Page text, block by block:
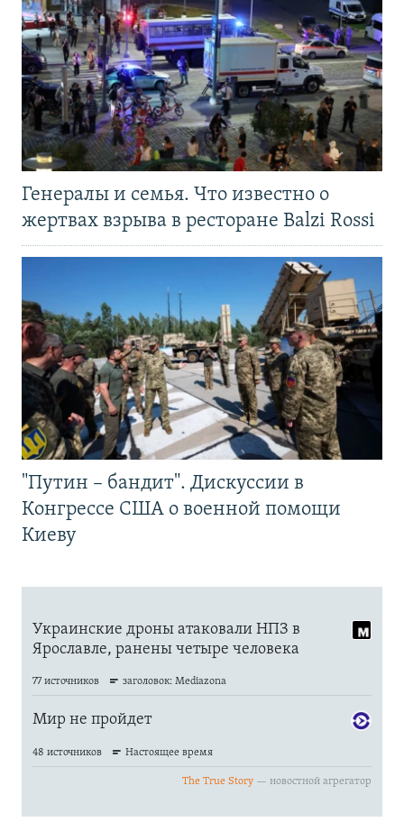
Генералы и семья. Что известно о
жертвах взрыва в ресторане Balzi Rossi
"Путин – бандит". Дискуссии в
Конгрессе США о военной помощи
Киеву